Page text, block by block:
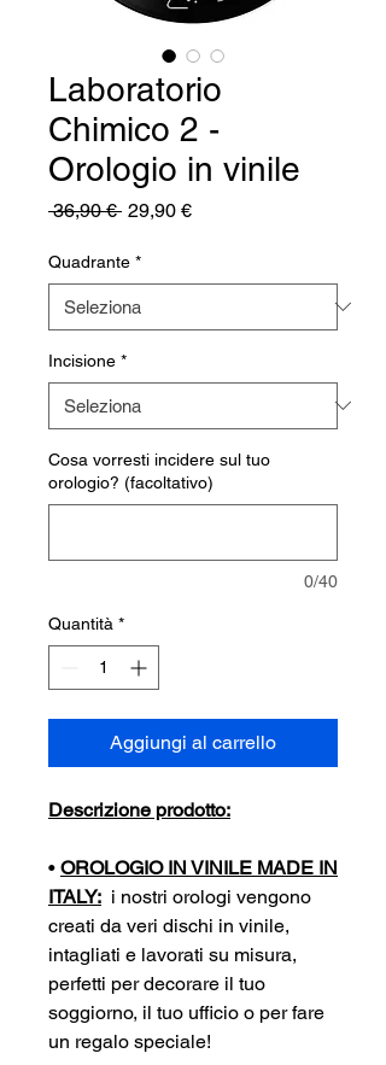
Laboratorio
Chimico 2 -
Orologio in vinile
36,90 € Prezzo
29,90 €Prezzo
Quadrante *
Incisione *
Cosa vorresti incidere sul tuo
orologio? (facoltativo)
0/40
Quantità *
Aggiungi al carrello
Descrizione prodotto:
• OROLOGIO IN VINILE MADE IN
ITALY: i nostri orologi vengono
creati da veri dischi in vinile,
intagliati e lavorati su misura,
perfetti per decorare il tuo
soggiorno, il tuo ufficio o per fare
un regalo speciale!